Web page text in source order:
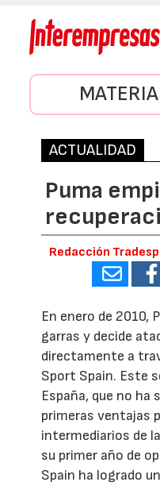
ACTUALIDAD
Puma
Redacción
En enero de 2010,
garras y decide
directamente a
Sport Spain. Este
España, que no ha
primeras ventajas
intermediarios de
su primer año de
Spain ha logrado